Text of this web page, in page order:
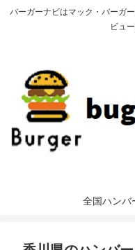
バーガーナビはマック・バーガ
ビュ
全国ハンバ